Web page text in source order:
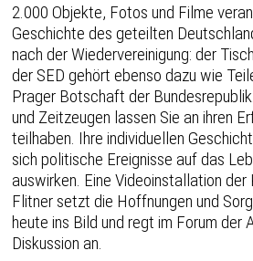
2.000 Objekte, Fotos und Filme
Geschichte des geteilten
nach der Wiedervereinigung: der
der SED gehört ebenso dazu wie
Prager Botschaft der
und Zeitzeugen lassen Sie an ihren
teilhaben. Ihre individuellen
sich politische Ereignisse auf das
auswirken. Eine Videoinstallation
Flitner setzt die Hoffnungen und
heute ins Bild und regt im Forum der
Diskussion an.